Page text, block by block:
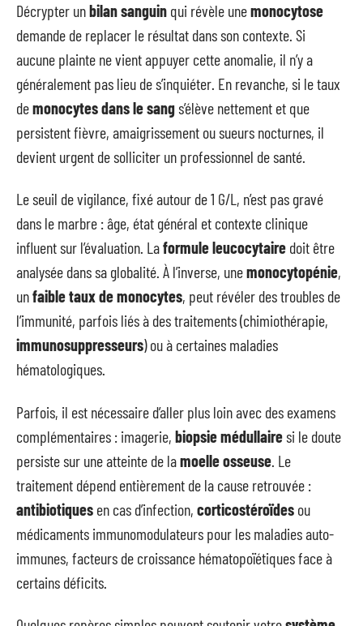
Décrypter unbilan sanguin qui révèle unemonocytose
demande de replacer le résultat dans son contexte. Si
aucune plainte ne vient appuyer cette anomalie, il n’y a
généralement pas lieu de s’inquiéter. En revanche, si le taux
demonocytes dans le sangs’élève nettement et que
persistent fièvre, amaigrissement ou sueurs nocturnes, il
devient urgent de solliciter un professionnel de santé.
Le seuil de vigilance, fixé autour de 1 G/L, n’est pas gravé
dans le marbre : âge, état général et contexte clinique
influent sur l’évaluation. Laformule leucocytaire doit être
analysée dans sa globalité. À l’inverse, unemonocytopénie,
unfaible taux de monocytes, peut révéler des troubles de
l’immunité, parfois liés à des traitements (chimiothérapie,
immunosuppresseurs) ou à certaines maladies
hématologiques.
Parfois, il est nécessaire d’aller plus loin avec des examens
complémentaires : imagerie, biopsie médullairesi le doute
persiste sur une atteinte de lamoelle osseuse . Le
traitement dépend entièrement de la cause retrouvée :
antibiotiques en cas d’infection, corticostéroïdes ou
médicaments immunomodulateurs pour les maladies auto-
immunes, facteurs de croissance hématopoïétiques face à
certains déficits.